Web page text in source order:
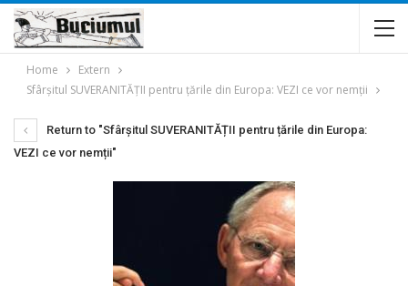
Home
Extern
Sfârșitul SUVERANITĂȚII pentru țările din Europa: VEZI ce vor nemții
Return to "Sfârșitul SUVERANITĂȚII pentru țările din Europa:
VEZI ce vor nemții"